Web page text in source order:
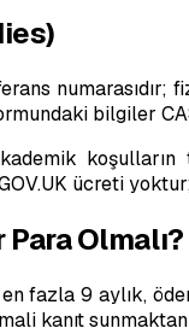
bilgiler
ücreti
Olmalı?
fazla 9 aylık,
kanıt